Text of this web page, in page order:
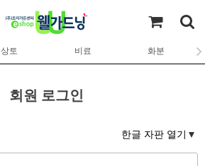
상토 비료 화분
회원 로그인
한글 자판 열기